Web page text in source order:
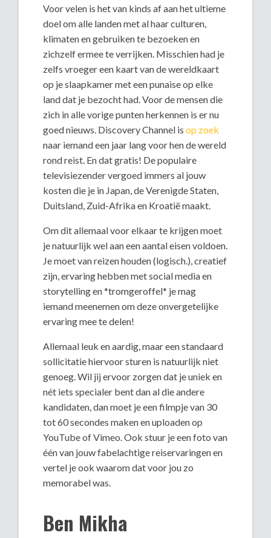
Voor velen is het van kinds af aan het ultieme
doel om alle landen met al haar culturen,
klimaten en gebruiken te bezoeken en
zichzelf ermee te verrijken. Misschien had je
zelfs vroeger een kaart van de wereldkaart
op je slaapkamer met een punaise op elke
land dat je bezocht had. Voor de mensen die
zich in alle vorige punten herkennen is er nu
goed nieuws. Discovery Channel isop zoek
naar iemand een jaar lang voor hen de wereld
rond reist. En dat gratis! De populaire
televisiezender vergoed immers al jouw
kosten die je in Japan, de Verenigde Staten,
Duitsland, Zuid-Afrika en Kroatië maakt.
Om dit allemaal voor elkaar te krijgen moet
je natuurlijk wel aan een aantal eisen voldoen.
Je moet van reizen houden (logisch.), creatief
zijn, ervaring hebben met social media en
storytelling en *tromgeroffel* je mag
iemand meenemen om deze onvergetelijke
ervaring mee te delen!
Allemaal leuk en aardig, maar een standaard
sollicitatie hiervoor sturen is natuurlijk niet
genoeg. Wil jij ervoor zorgen dat je uniek en
nét iets specialer bent dan al die andere
kandidaten, dan moet je een filmpje van 30
tot 60 secondes maken en uploaden op
YouTube of Vimeo. Ook stuur je een foto van
één van jouw fabelachtige reiservaringen en
vertel je ook waarom dat voor jou zo
memorabel was.
Ben Mikha